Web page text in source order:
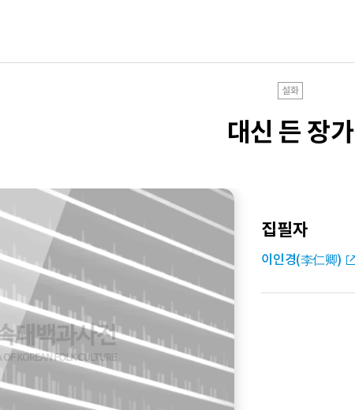
설화
대신 든 장가
집필자
이인경(李仁卿)